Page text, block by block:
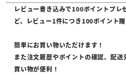
レビュー書き込みで100ポイントプレ
ど、レビュー1件につき100ポイント贈
簡単にお買い物いただけます！
また注文履歴やポイントの確認、配
買い物が便利！